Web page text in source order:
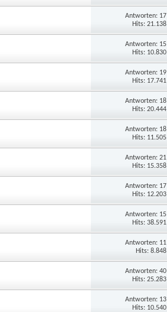
Antworten: 17
Hits: 21.138
Antworten: 15
Hits: 10.830
Antworten: 19
Hits: 17.741
Antworten: 18
Hits: 20.444
Antworten: 18
Hits: 11.505
Antworten:21
Hits: 15.358
Antworten: 17
Hits: 12.203
Antworten: 15
Hits: 38.591
Antworten: 11
Hits: 8.848
Antworten:40
Hits: 25.283
Antworten: 13
Hits: 10.540